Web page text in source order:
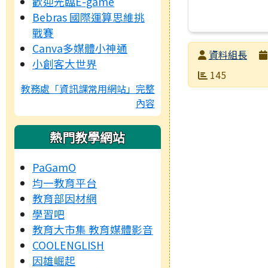
Bebras 國際運算思維挑
戰賽
Canva多媒體小神通
小創客大世界
教務處「資訊課常用網站」完整
內容
熱門教學網站
PaGamO
均一教育平台
教育部因材網
學習吧
教育大市集 教育媒體影音
COOLENGLISH
因雄崛起
發布者資料組長
發布日期
瀏覽次數
145